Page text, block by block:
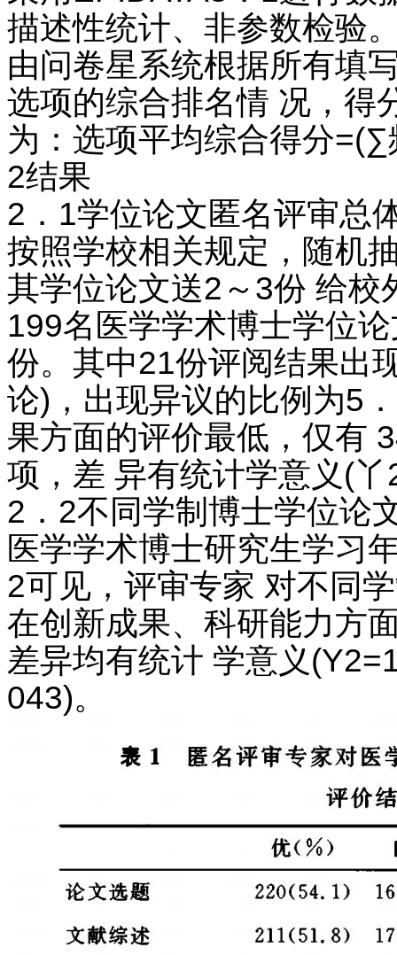
描述性统计、非参数检验
由问卷星系统根据所有填
选项的综合排名情 况，得
为：选项平均综合得分
2结果
2．1学位论文匿名评审总
按照学校相关规定，随机
其学位论文送2～3份 给
199名医学学术博士学位
份。其中21份评阅结果出
论)，出现异议的比例为5
果方面的评价最低，仅有
项，差 异有统计学意义(
2．2不同学制博士学位论
医学学术博士研究生学习
2可见，评审专家 对不同
在创新成果、科研能力方
差异均有统计 学意义
043)。